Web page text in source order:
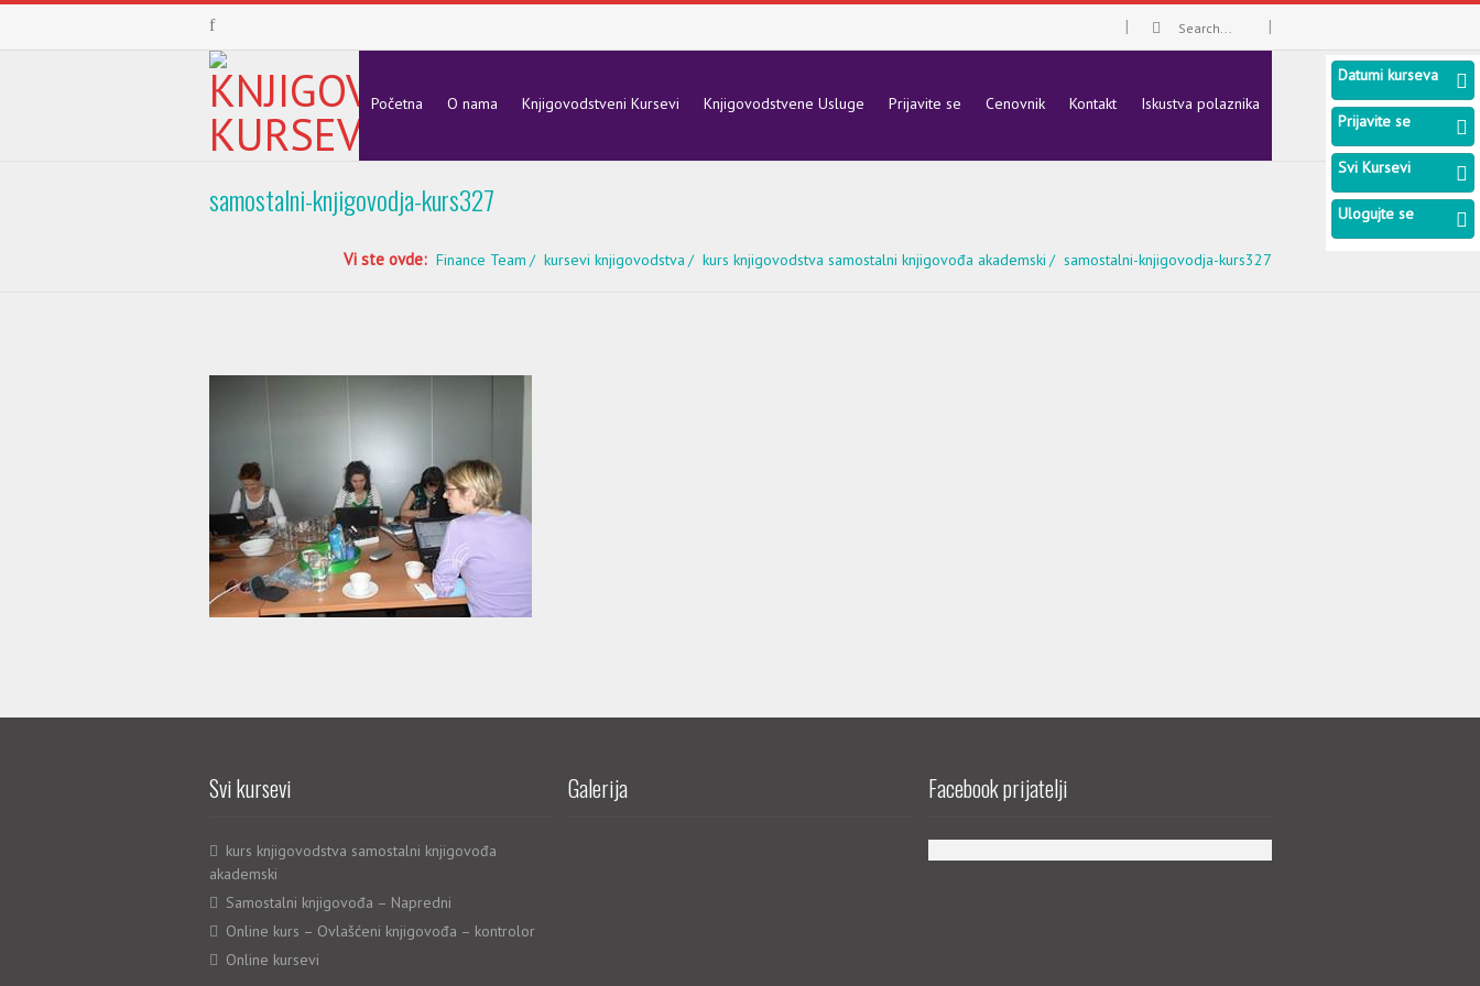
Početna O nama Knjigovodstveni Kursevi Knjigovodstvene Usluge Prijavite se Cenovnik Kontakt Iskustva polaznika
samostalni-knjigovodja-kurs327
Vi ste ovde: Finance Team kursevi knjigovodstva kurs knjigovodstva samostalni knjigovođa akademski samostalni-knjigovodja-kurs327
Svi kursevi
kurs knjigovodstva samostalni knjigovođa
akademski
Samostalni knjigovođa – Napredni
Online kurs – Ovlašćeni knjigovođa – kontrolor
Online kursevi
Galerija Facebook prijatelji
Datumi kurseva
Prijavite se
Svi Kursevi
Ulogujte se